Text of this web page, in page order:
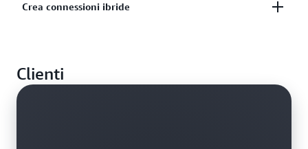
tuoi server Web, i server di applicazioni e i database.
Crea connessioni ibride
Clienti